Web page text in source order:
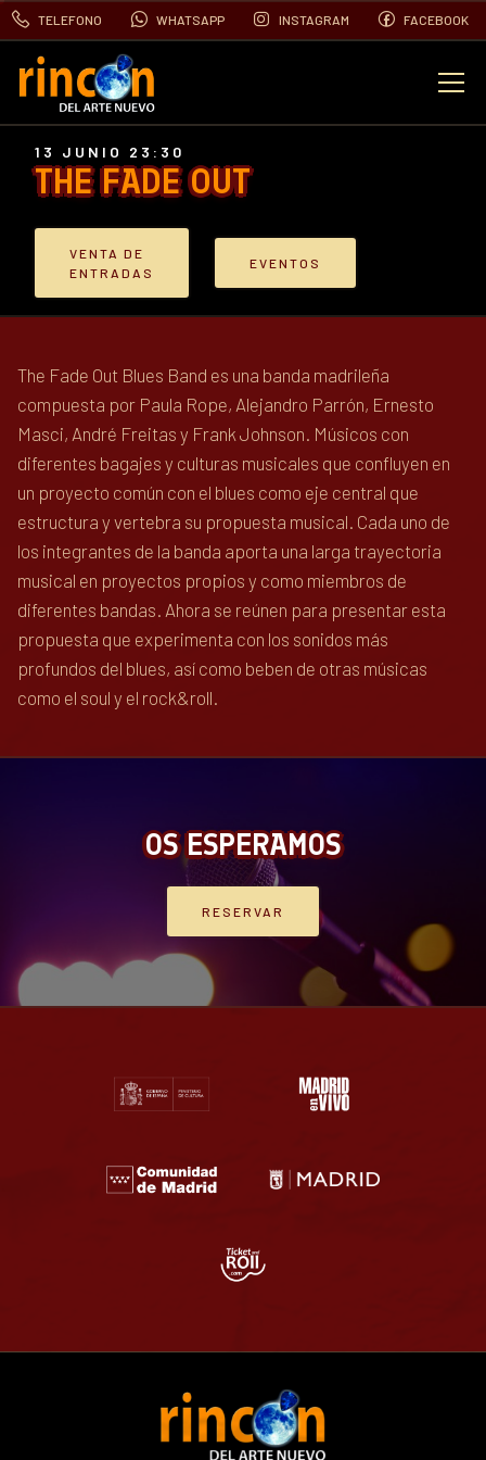
TELEFONO WHATSAPP INSTAGRAM FACEBOOK
THE FADE OUT
13 JUNIO 23:30
VENTA DE
ENTRADAS
EVENTOS
The Fade Out Blues Band es una banda madrileña
compuesta por Paula Rope, Alejandro Parrón, Ernesto
Masci, André Freitas y Frank Johnson. Músicos con
diferentes bagajes y culturas musicales que confluyen en
un proyecto común con el blues como eje central que
estructura y vertebra su propuesta musical. Cada uno de
los integrantes de la banda aporta una larga trayectoria
musical en proyectos propios y como miembros de
diferentes bandas. Ahora se reúnen para presentar esta
propuesta que experimenta con los sonidos más
profundos del blues, así como beben de otras músicas
como el soul y el rock&roll.
OS ESPERAMOS
RESERVAR
EVENTOS
VIDEOS
BLOG